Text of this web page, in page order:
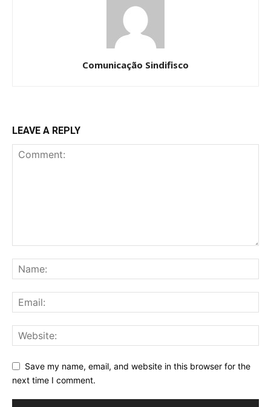
Comunicação Sindifisco
LEAVE A REPLY
Save my name, email, and website in this browser for the
next time I comment.